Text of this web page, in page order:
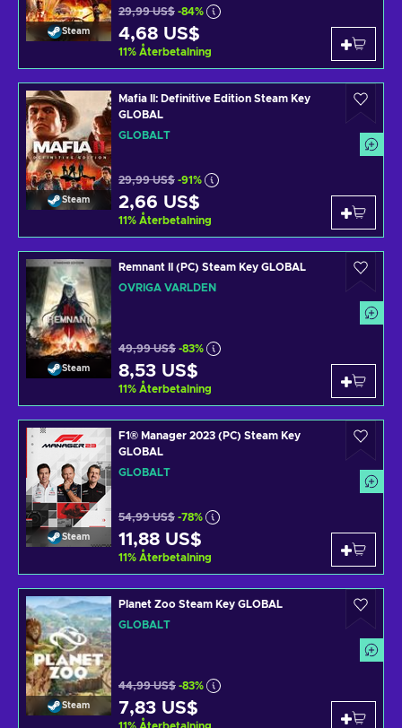
Steam
29,99 US$ -84%
4,68 US$
11% Återbetalning
Steam
Mafia II: Definitive Edition Steam Key
GLOBAL
GLOBALT
29,99 US$ -91%
2,66 US$
11% Återbetalning
Steam
Remnant II (PC) Steam Key GLOBAL
ÖVRIGA VÄRLDEN
49,99 US$ -83%
8,53 US$
11% Återbetalning
Steam
F1® Manager 2023 (PC) Steam Key
GLOBAL
GLOBALT
54,99 US$ -78%
11,88 US$
11% Återbetalning
Steam
Planet Zoo Steam Key GLOBAL
GLOBALT
44,99 US$ -83%
7,83 US$